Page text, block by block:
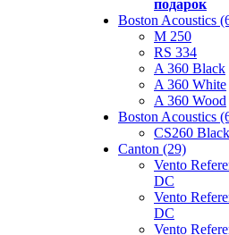
подарок
Boston Acoustics
M 250
RS 334
A 360 Black
A 360 White
A 360 Wood
Boston Acoustics
CS260 Black
Canton (29)
Vento
DC
Vento
DC
Vento